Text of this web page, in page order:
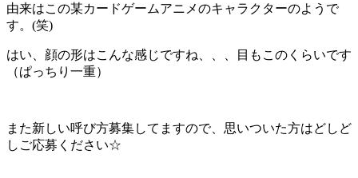
由来はこの某カードゲームアニメのキャラクターのようで
す。(笑)
はい、顔の形はこんな感じですね、、、目もこのくらいです
（ぱっちり一重）
また新しい呼び方募集してますので、思いついた方はどしど
しご応募ください☆